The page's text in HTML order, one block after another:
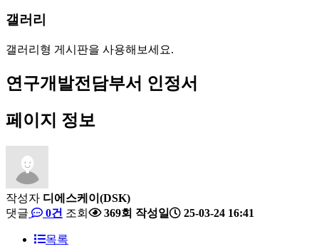
갤러리
갤러리형 게시판을 사용해보세요.
연구개발전담부서 인정서
페이지 정보
작성자 디에스케이(DSK)
댓글
0건 조회 369회 작성일 25-03-24 16:41
목록